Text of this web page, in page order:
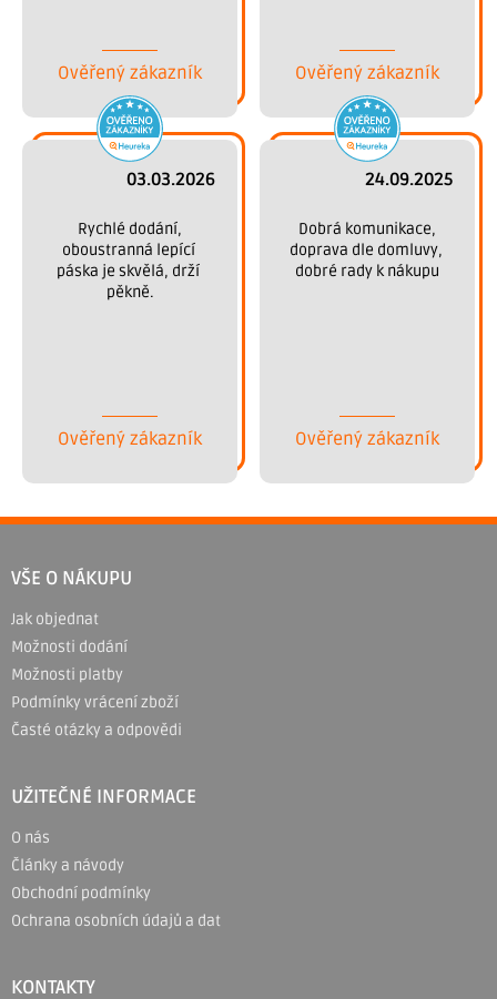
Ověřený zákazník Ověřený zákazník
03.03.2026
oboustranná lepící
páska je skvělá, drží
pěkně.
Ověřený zákazník
24.09.2025
doprava dle domluvy,
dobré rady k nákupu
Ověřený zákazník
á
a
VŠE O NÁKUPU
Jak objednat
Možnosti dodání
Možnosti platby
Podmínky vrácení zboží
Časté otázky a odpovědi
UŽITEČNÉ INFORMACE
O nás
Články a návody
Obchodní podmínky
Ochrana osobních údajů a dat
KONTAKTY